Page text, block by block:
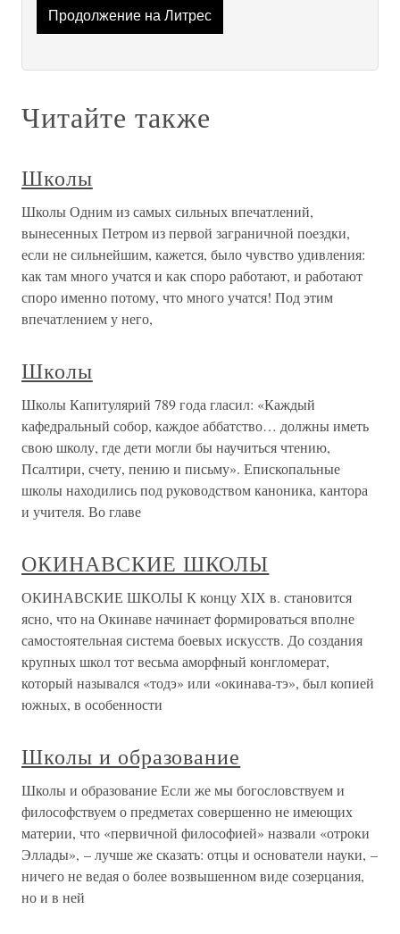
Продолжение на Литрес
Читайте также
Школы
Школы Одним из самых сильных впечатлений,
вынесенных Петром из первой заграничной поездки,
если не сильнейшим, кажется, было чувство удивления:
как там много учатся и как споро работают, и работают
споро именно потому, что много учатся! Под этим
впечатлением у него,
Школы
Школы Капитулярий 789 года гласил: «Каждый
кафедральный собор, каждое аббатство… должны иметь
свою школу, где дети могли бы научиться чтению,
Псалтири, счету, пению и письму». Епископальные
школы находились под руководством каноника, кантора
и учителя. Во главе
ОКИНАВСКИЕ ШКОЛЫ
ОКИНАВСКИЕ ШКОЛЫ К концу ХIХ в. становится
ясно, что на Окинаве начинает формироваться вполне
самостоятельная система боевых искусств. До создания
крупных школ тот весьма аморфный конгломерат,
который назывался «тодэ» или «окинава-тэ», был копией
южных, в особенности
Школы и образование
Школы и образование Если же мы богословствуем и
философствуем о предметах совершенно не имеющих
материи, что «первичной философией» назвали «отроки
Эллады», – лучше же сказать: отцы и основатели науки, –
ничего не ведая о более возвышенном виде созерцания,
но и в ней